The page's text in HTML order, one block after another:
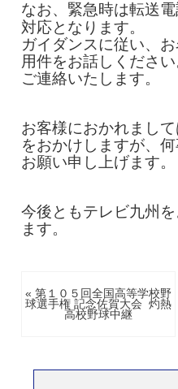
なお、緊急時は転送
対応となります。
ガイダンスに従い、
用件をお話しくださ
ご連絡いたします。
お客様におかれまし
をおかけしますが、
お願い申し上げます。
今後ともテレビ九州
ます。
« 第１０５回全国高等学校野
球選手権 記念佐賀大会 灼熱
高校野球中継